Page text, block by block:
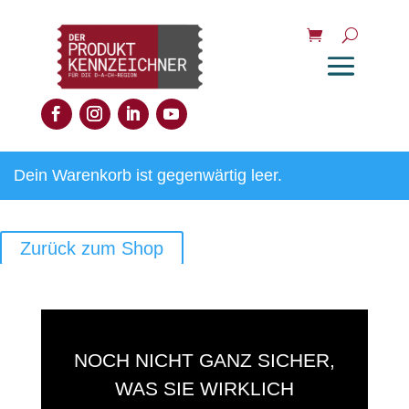
Dein Warenkorb ist gegenwärtig leer.
Zurück zum Shop
NOCH NICHT GANZ SICHER,
WAS SIE WIRKLICH